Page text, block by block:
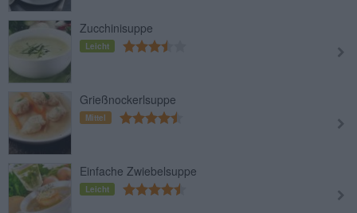
Zucchinisuppe
Leicht
Grießnockerlsuppe
Mittel
Einfache Zwiebelsuppe
Leicht